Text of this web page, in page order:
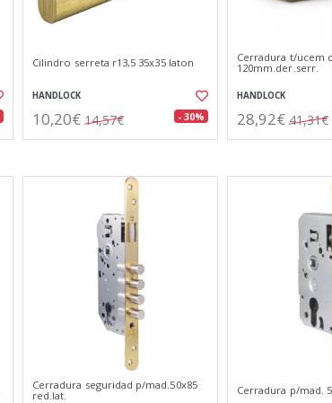
Cilindro serreta r13,5 35x35 laton
HANDLOCK
10,20€ 14,57€ - 30%
Cerradura t/ucem
120mm.der.serr.
HANDLOCK
28,92€ 41,31€
Cerradura seguridad p/mad.50x85
red.lat.
Cerradura p/mad.